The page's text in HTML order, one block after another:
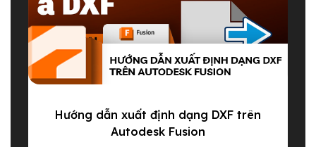
Hướng dẫn xuất định dạng DXF trên
Autodesk Fusion